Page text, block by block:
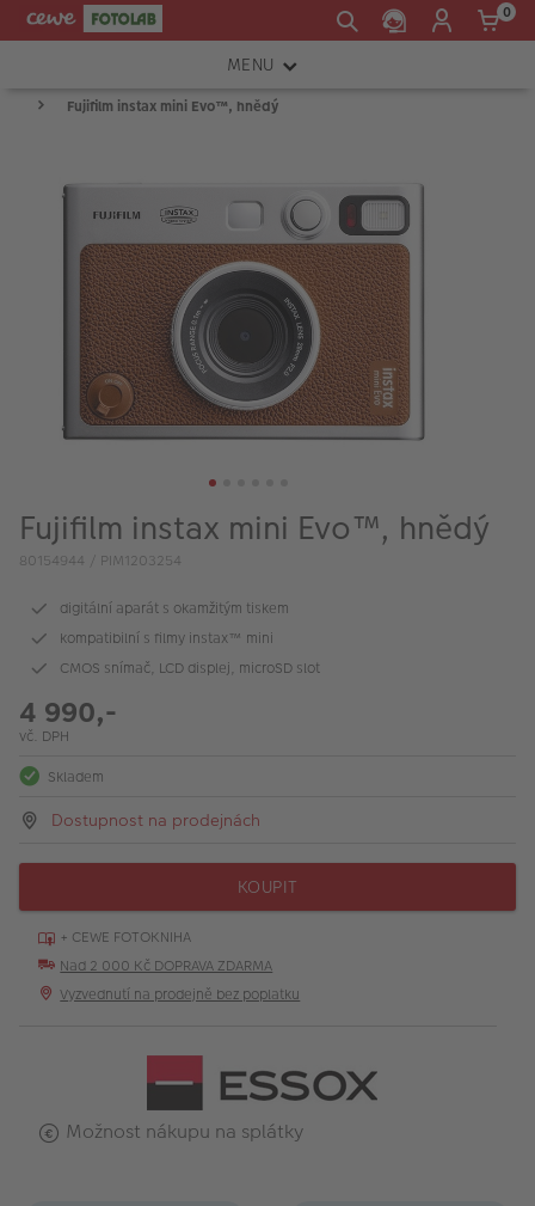
0
MENU
FOTOAPARÁTY
INSTAX™
TISKÁRNY A SKENERY
FOTOBRAŠNY
PŘÍSLUŠENSTVÍ
RÁMEČKY
VÝPRODEJ
Akce a slevy
Fujifilm instax mini Evo™, hnědý
Fujifilm instax mini Evo™, hnědý
80154944 / PIM1203254
digitální aparát s okamžitým tiskem
kompatibilní s filmy instax™ mini
CMOS snímač, LCD displej, microSD slot
4 990,-
vč. DPH
Skladem
Dostupnost na prodejnách
KOUPIT
+ CEWE FOTOKNIHA
Nad 2 000 Kč DOPRAVA ZDARMA
Vyzvednutí na prodejně bez poplatku
Možnost nákupu na splátky